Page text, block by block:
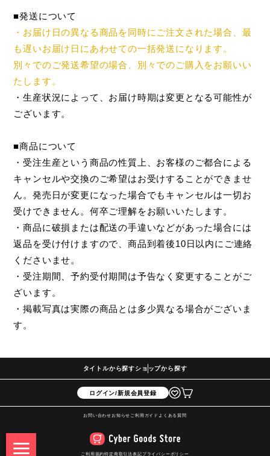
■発送について
・お届け日の異なる商品を同時にご注文された場合、最
も遅いお届け日にあわせての一括発送になります。
別々でのご発送希望の場合、別々でのご購入をお願いい
たします。
・生産状況によって、お届け時期は変更となる可能性が
ございます。
■商品について
・受注生産という商品の性質上、お客様のご都合による
キャンセルや交換のご希望はお受けすることができませ
ん。発売日が変更になった場合でもキャンセルは一切お
受けできません。何卒ご理解をお願いいたします。
・商品に破損または配送の手違いなどがあった場合には
返品を受け付けますので、商品到着後10日以内にご連絡
くださいませ。
・受注期間、予約受付期間は予告なく変更することがご
ざいます。
・掲載写真は実際の商品とは多少異なる場合がございま
す。
タイトルから探すショップから探す
ログイン/新規会員登録
お問い合わせ お知らせ ご利用ガイド よくある質問
ご利用規約特定商取引法表記プライバシーポリシー